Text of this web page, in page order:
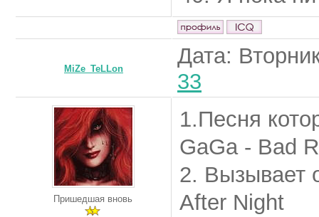
MiZe_TeLLon
Дата:
33
Пришедшая вновь
1.Песня
GaGa - Bad
2. Вызывает
After Night